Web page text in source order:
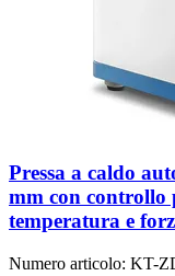
Pressa a caldo
mm con
temperatura e
Numero articolo: KT-